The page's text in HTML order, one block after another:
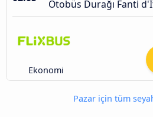
Otobüs Durağı Fanti
Ekonomi
Pazar için tüm